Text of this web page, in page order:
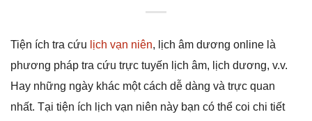
Tiện ích tra cứu lịch vạn niên, lịch âm dương online là
phương pháp tra cứu trực tuyến lịch âm, lịch dương, v.v.
Hay những ngày khác một cách dễ dàng và trực quan
nhất. Tại tiện ích lịch vạn niên này bạn có thể coi chi tiết